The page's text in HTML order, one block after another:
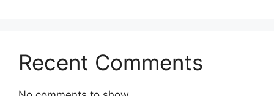
Recent Comments